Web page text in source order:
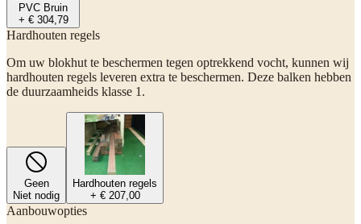
PVC Bruin
+ € 304,79
Hardhouten regels
Om uw blokhut te beschermen tegen optrekkend vocht, kunnen wij
hardhouten regels leveren extra te beschermen. Deze balken hebben
de duurzaamheids klasse 1.
Geen
Niet nodig
Hardhouten regels
+ € 207,00
Aanbouwopties